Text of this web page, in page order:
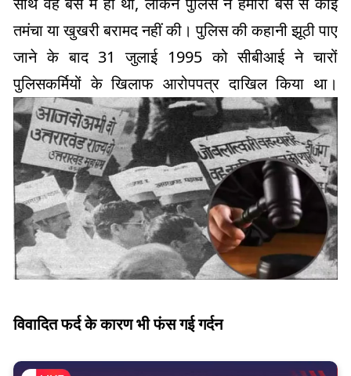
तमंचा या खुखरी बरामद नहीं की। पुलिस की कहानी झूठी पाए
जाने के बाद 31 जुलाई 1995 को सीबीआई ने चारों
पुलिसकर्मियों के खिलाफ आरोपपत्र दाखिल किया था।
विवादित फर्द के कारण भी फंस गई गर्दन